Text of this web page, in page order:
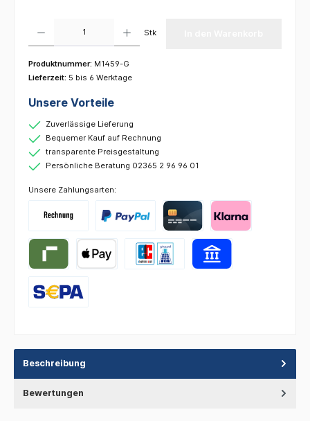
Stk
Produktnummer: M1459-G
Lieferzeit: 5 bis 6 Werktage
Unsere Vorteile
Zuverlässige Lieferung
Bequemer Kauf auf Rechnung
transparente Preisgestaltung
Persönliche Beratung 02365 2 96 96 01
Unsere Zahlungsarten:
Beschreibung
Bewertungen